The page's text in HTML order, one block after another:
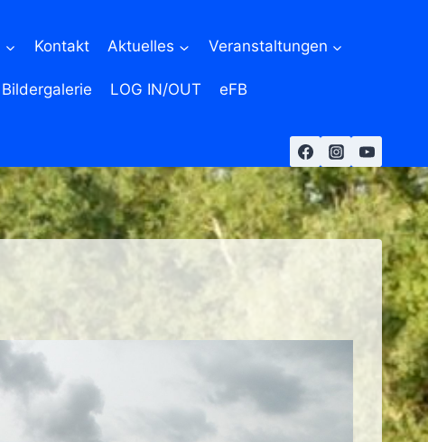
Kontakt Aktuelles Veranstaltungen
Bildergalerie LOG IN/OUT eFB